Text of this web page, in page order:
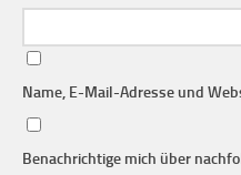
Name, E-Mail-Adresse und
Benachrichtige mich über